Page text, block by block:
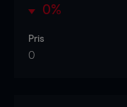
0%
Pris
0